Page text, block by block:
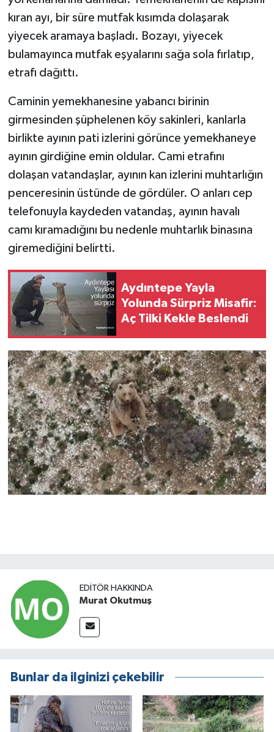
kıran ayı, bir süre mutfak kısımda dolaşarak
yiyecek aramaya başladı. Bozayı, yiyecek
bulamayınca mutfak eşyalarını sağa sola fırlatıp,
etrafı dağıttı.
Caminin yemekhanesine yabancı birinin
girmesinden şüphelenen köy sakinleri, kanlarla
birlikte ayının pati izlerini görünce yemekhaneye
ayının girdiğine emin oldular. Cami etrafını
dolaşan vatandaşlar, ayının kan izlerini muhtarlığın
penceresinin üstünde de gördüler. O anları cep
telefonuyla kaydeden vatandaş, ayının havalı
camı kıramadığını bu nedenle muhtarlık binasına
giremediğini belirtti.
Aydıntepe Yayla
Yolunda Sürpriz Misafir:
Aç Tilki Kekle Beslendi
EDITÖR HAKKINDA
Murat Okutmuş
Bunlar da ilginizi çekebilir